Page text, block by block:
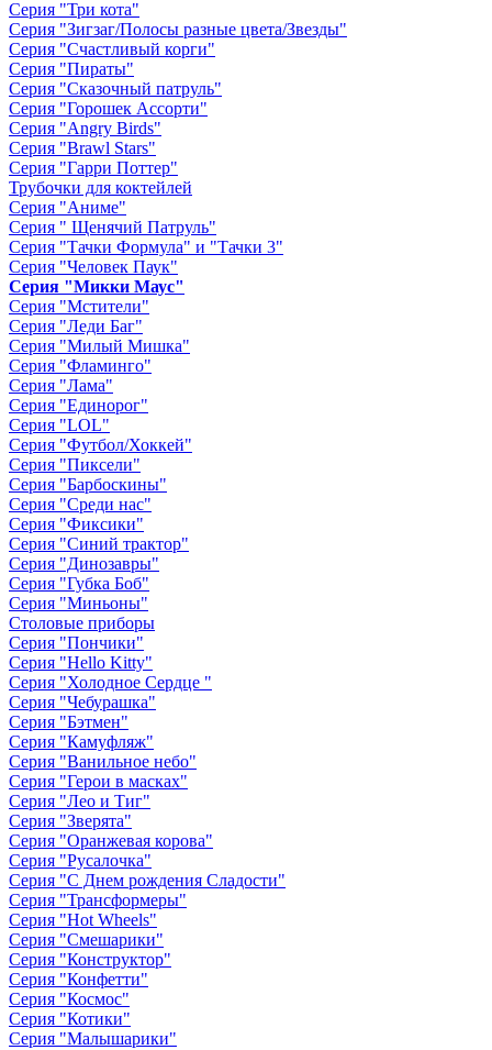
Серия "Три кота"
Серия "Зигзаг/Полосы разные цвета/Звезды"
Серия "Счастливый корги"
Серия "Пираты"
Серия "Сказочный патруль"
Серия "Горошек Ассорти"
Серия "Angry Birds"
Серия "Brawl Stars"
Серия "Гарри Поттер"
Трубочки для коктейлей
Серия "Аниме"
Серия " Щенячий Патруль"
Серия "Тачки Формула" и "Тачки 3"
Серия "Человек Паук"
Серия "Микки Маус"
Серия "Мстители"
Серия "Леди Баг"
Серия "Милый Мишка"
Серия "Фламинго"
Серия "Лама"
Серия "Единорог"
Серия "LOL"
Серия "Футбол/Хоккей"
Серия "Пиксели"
Серия "Барбоскины"
Серия "Среди нас"
Серия "Фиксики"
Серия "Синий трактор"
Серия "Динозавры"
Серия "Губка Боб"
Серия "Миньоны"
Столовые приборы
Серия "Пончики"
Серия "Hello Kitty"
Серия "Холодное Сердце "
Серия "Чебурашка"
Серия "Бэтмен"
Серия "Камуфляж"
Серия "Ванильное небо"
Серия "Герои в масках"
Серия "Лео и Тиг"
Серия "Зверята"
Серия "Оранжевая корова"
Серия "Русалочка"
Серия "С Днем рождения Сладости"
Серия "Трансформеры"
Серия "Hot Wheels"
Серия "Cмешарики"
Серия "Конструктор"
Серия "Конфетти"
Серия "Космос"
Серия "Котики"
Серия "Малышарики"